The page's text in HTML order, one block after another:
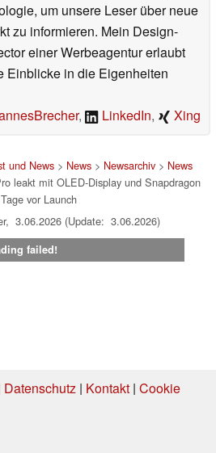
um unsere Leser über neue
zu informieren. Mein Design-
einer Werbeagentur erlaubt
Einblicke in die Eigenheiten
, LinkedIn, Xing
und News> News> Newsarchiv> News
leakt mit OLED-Display und Snapdragon
vor Launch
3.06.2026 (Update: 3.06.2026)
failed!
Datenschutz| Kontakt| Cookie